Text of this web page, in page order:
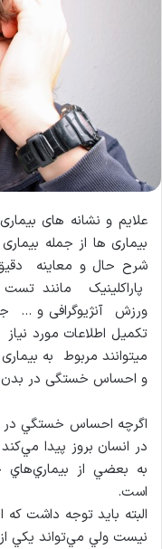
علایم و نشانه های
بیماری ها از جمله
شرح حال و معاینه
پاراکلینیک مانند
ورزش آنژیوگرافی و …
تکمیل اطلاعات مورد
میتوانند مربوط به
و احساس خستگی در
اگرچه احساس خستگي در
در انسان بروز پيدا
به بعضي از بيماري‌هاي
است.
البته بايد توجه داشت
نيست ولي مي‌تواند يكي از